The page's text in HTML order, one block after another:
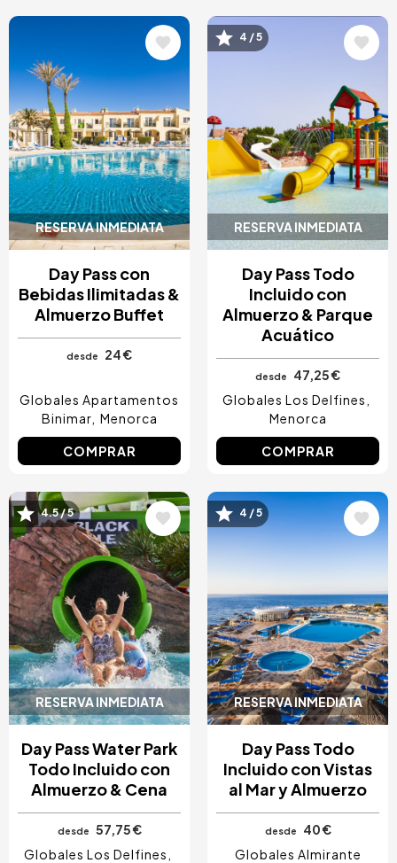
RESERVA INMEDIATA
Day Pass con
Bebidas Ilimitadas &
Almuerzo Buffet
desde 24 €
Globales Apartamentos
Binimar Menorca
COMPRAR
RESERVA INMEDIATA
Image
4 / 5
Day Pass Todo
Incluido con
Almuerzo & Parque
Acuático
desde
47,25 €
Globales Los Delfines
Menorca
COMPRAR
RESERVA INMEDIATA
Image
4.5 / 5
Day Pass Water Park
Todo Incluido con
Almuerzo & Cena
desde
57,75 €
Globales Los Delfines
RESERVA INMEDIATA
Image
4 / 5
Day Pass Todo
Incluido con Vistas
al Mar y Almuerzo
desde
40 €
Globales Almirante